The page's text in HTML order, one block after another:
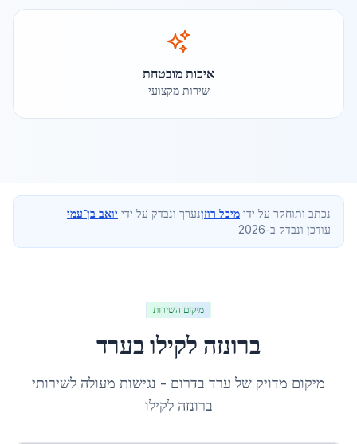
איכות מובטחת
שירות מקצועי
נכתב ותוחקר על ידי מיכל רוזןנערך ונבדק על ידי יואב בן־עמי
עודכן ונבדק ב-2026
מיקום השירות
ברונזה לקילובערד
מיקום מדויק של ערד בדרום - נגישות מעולה לשירותי
ברונזה לקילו